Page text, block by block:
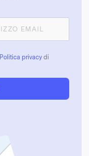
Politica privacy di